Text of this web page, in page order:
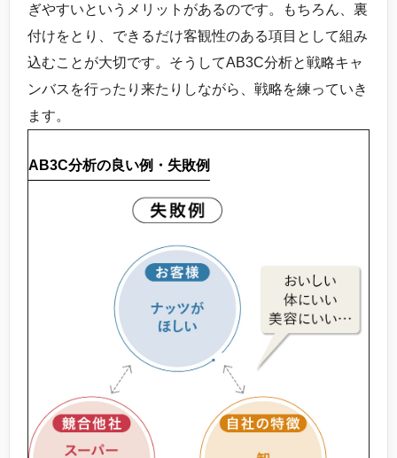
ぎやすいというメリットがあるのです。もちろん、裏
付けをとり、できるだけ客観性のある項目として組み
込むことが大切です。そうしてAB3C分析と戦略キャ
ンバスを行ったり来たりしながら、戦略を練っていき
ます。
AB3C分析の良い例・失敗例